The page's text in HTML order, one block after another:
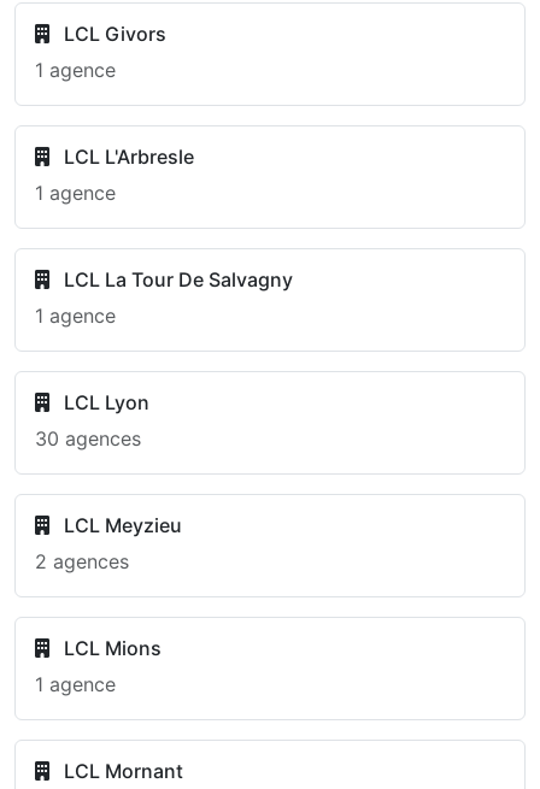
LCL Givors
1 agence
LCL L'Arbresle
1 agence
LCL La Tour De Salvagny
1 agence
LCL Lyon
30 agences
LCL Meyzieu
2 agences
LCL Mions
1 agence
LCL Mornant